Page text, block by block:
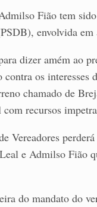
Fião tem
envolvida em
dizer amém ao
os interesses
chamado de
recursos
Vereadores
e Admilso Fião
do mandato do